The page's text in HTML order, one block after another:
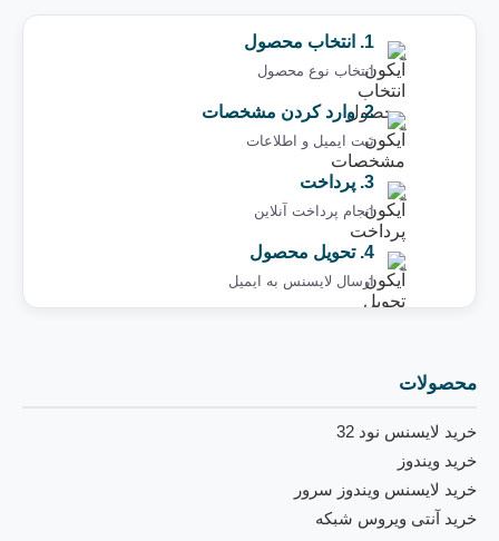
1. انتخاب محصول
انتخاب نوع محصول
2. وارد کردن مشخصات
ثبت ایمیل و اطلاعات
3. پرداخت
انجام پرداخت آنلاین
4. تحویل محصول
ارسال لایسنس به ایمیل ‌
محصولات
خرید لایسنس نود 32
خرید ویندوز
خرید لایسنس ویندوز سرور
خرید آنتی ویروس شبکه